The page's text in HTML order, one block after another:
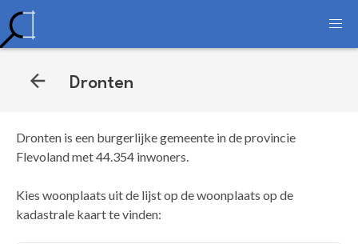
Dronten
Dronten is een burgerlijke gemeente in de provincie
Flevoland met 44.354 inwoners.
Kies woonplaats uit de lijst op de woonplaats op de
kadastrale kaart te vinden: